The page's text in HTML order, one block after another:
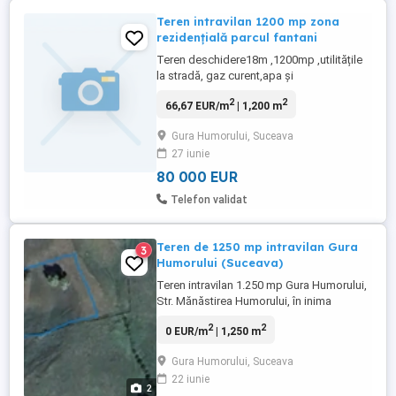
Teren intravilan 1200 mp zona
rezidențială parcul fantani
Teren deschidere18m ,1200mp ,utilitățile
la stradă, gaz curent,apa și
impozitul ,preț 80000 negociabil. Nu
pentru detalii si imagini.
66,67 EUR/m2| 1,200 m2
Gura Humorului, Suceava
27 iunie
80 000 EUR
Telefon validat
2
3
Teren de 1250 mp intravilan Gura
Humorului (Suceava)
Teren intravilan 1.250 mp Gura Humorului,
Str. Mănăstirea Humorului, în inima
pădure, cu acces rapid către oraș, situat la
un ritm domol, unde pădurea se vede
frumos în fundal, iar orașul rămâne la
0 EUR/m2| 1,250 m2
Gura Humorului, Suceava
22 iunie